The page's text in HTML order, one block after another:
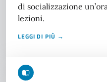
di socializzazione
lezioni.
LEGGI DI PIÙ →